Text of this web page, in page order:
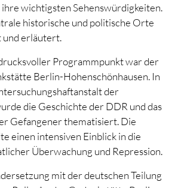
ihre wichtigsten Sehenswürdigkeiten.
historische und politische Orte
und erläutert.
Programmpunkt war der
Berlin-Hohenschönhausen. In
der
die Geschichte der DDR und das
Gefangener thematisiert. Die
einen intensiven Einblick in die
Überwachung und Repression.
mit der deutschen Teilung